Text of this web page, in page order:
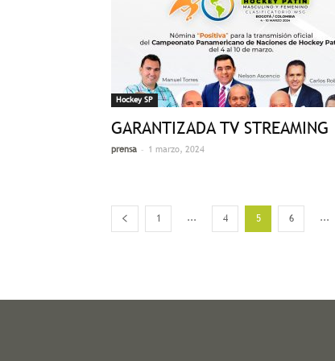
Hockey SP
GARANTIZADA TV STREAMING
prensa - 1 marzo, 2024
1 ... 4 5 6 ...